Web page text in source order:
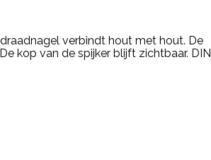
verbindt hout met hout. De
kop van de spijker blijft zichtbaar. DIN